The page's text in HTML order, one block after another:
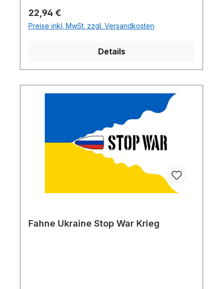
Regulärer Preis:
22,94 €
Preise inkl. MwSt. zzgl. Versandkosten
Details
Fahne Ukraine Stop War Krieg